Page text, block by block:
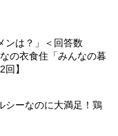
ンは？」＜回答数
の衣食住「みんなの暮
】
シーなのに大満足！鶏